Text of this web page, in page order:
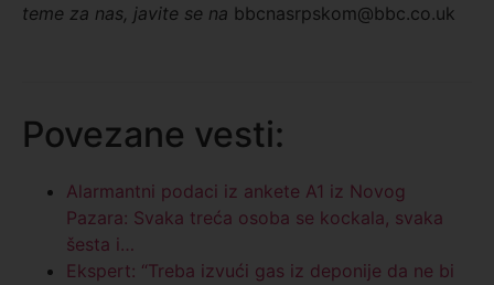
teme za nas, javite se na bbcnasrpskom@bbc.co.uk
Povezane vesti:
Alarmantni podaci iz ankete A1 iz Novog
Pazara: Svaka treća osoba se kockala, svaka
šesta i…
Ekspert: “Treba izvući gas iz deponije da ne bi